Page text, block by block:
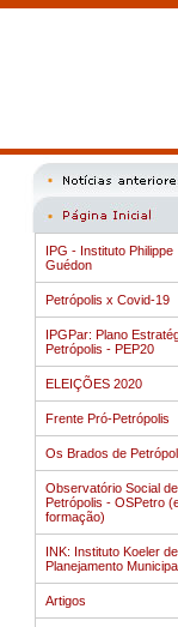
IPG - Instituto Philippe
Guédon
Petrópolis x Covid-19
IPGPar: Plano
Petrópolis - PEP20
ELEIÇÕES 2020
Frente Pró-Petrópolis
Os Brados de
Observatório Social de
Petrópolis - OSPetro
formação)
INK: Instituto Koeler de
Planejamento
Artigos